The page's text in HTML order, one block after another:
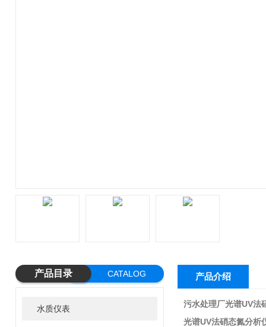
产品目录 CATALOG
水质仪表
产品介绍
污水处理厂光谱UV法
光谱UV法硝态氮分析